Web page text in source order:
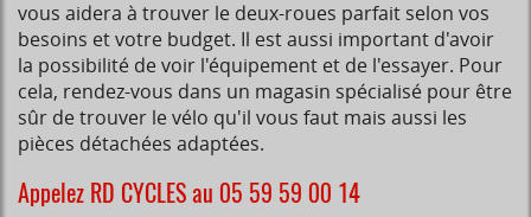
vous aidera à trouver le deux-roues parfait selon vos
besoins et votre budget. Il est aussi important d'avoir
la possibilité de voir l'équipement et de l'essayer. Pour
cela, rendez-vous dans un magasin spécialisé pour être
sûr de trouver le vélo qu'il vous faut mais aussi les
pièces détachées adaptées.
Appelez RD CYCLES au 05 59 59 00 14